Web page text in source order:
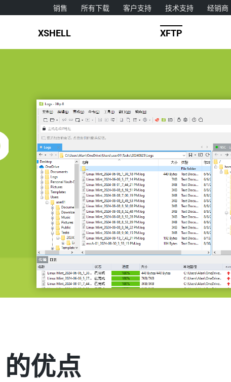
销售 所有下载 客户支持 技术支持 经销商
XSHELL XFTP
优点